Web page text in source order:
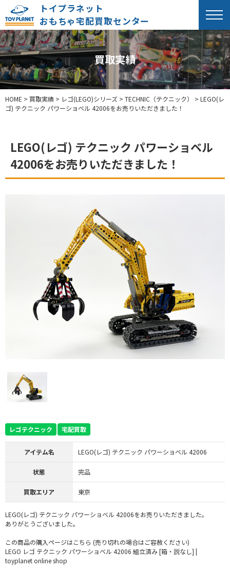
トイプラネット
おもちゃ宅配買取センター
買取実績
HOME > 買取実績 > レゴ(LEGO)シリーズ > TECHNIC（テクニック） > LEGO(レ
ゴ) テクニック パワーショベル 42006をお売りいただきました！
LEGO(レゴ) テクニック パワーショベル
42006をお売りいただきました！
レゴテクニック 宅配買取
アイテム名 LEGO(レゴ) テクニック パワーショベル 42006
状態 完品
買取エリア 東京
LEGO(レゴ) テクニック パワーショベル 42006をお売りいただきました。
ありがとうございました。
この商品の購入ページはこちら (売り切れの場合はご容赦ください)
LEGO レゴ テクニック パワーショベル 42006 組立済み [箱・説なし] |
toyplanet online shop